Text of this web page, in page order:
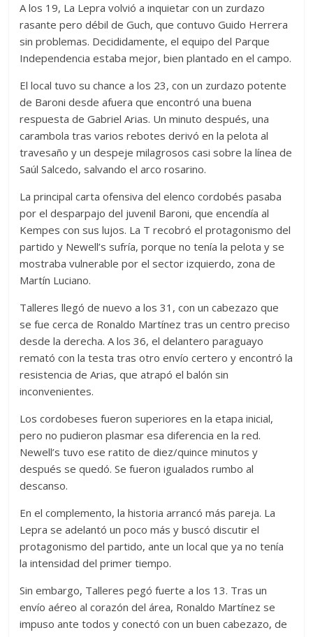
A los 19, La Lepra volvió a inquietar con un zurdazo
rasante pero débil de Guch, que contuvo Guido Herrera
sin problemas. Decididamente, el equipo del Parque
Independencia estaba mejor, bien plantado en el campo.
El local tuvo su chance a los 23, con un zurdazo potente
de Baroni desde afuera que encontró una buena
respuesta de Gabriel Arias. Un minuto después, una
carambola tras varios rebotes derivó en la pelota al
travesaño y un despeje milagrosos casi sobre la línea de
Saúl Salcedo, salvando el arco rosarino.
La principal carta ofensiva del elenco cordobés pasaba
por el desparpajo del juvenil Baroni, que encendía al
Kempes con sus lujos. La T recobró el protagonismo del
partido y Newell’s sufría, porque no tenía la pelota y se
mostraba vulnerable por el sector izquierdo, zona de
Martín Luciano.
Talleres llegó de nuevo a los 31, con un cabezazo que
se fue cerca de Ronaldo Martínez tras un centro preciso
desde la derecha. A los 36, el delantero paraguayo
remató con la testa tras otro envío certero y encontró la
resistencia de Arias, que atrapó el balón sin
inconvenientes.
Los cordobeses fueron superiores en la etapa inicial,
pero no pudieron plasmar esa diferencia en la red.
Newell’s tuvo ese ratito de diez/quince minutos y
después se quedó. Se fueron igualados rumbo al
descanso.
En el complemento, la historia arrancó más pareja. La
Lepra se adelantó un poco más y buscó discutir el
protagonismo del partido, ante un local que ya no tenía
la intensidad del primer tiempo.
Sin embargo, Talleres pegó fuerte a los 13. Tras un
envío aéreo al corazón del área, Ronaldo Martínez se
impuso ante todos y conectó con un buen cabezazo, de